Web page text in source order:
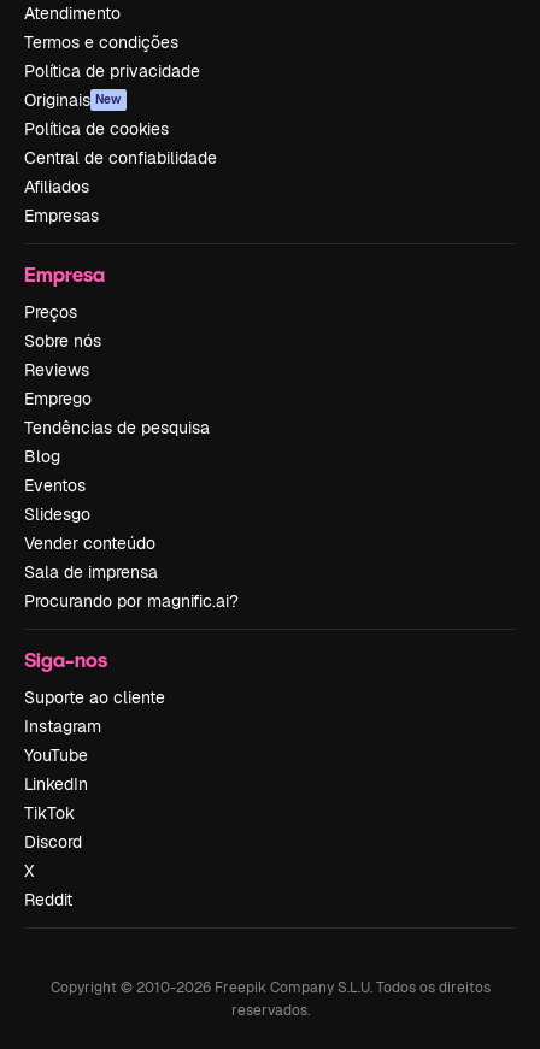
Atendimento
Termos e condições
Política de privacidade
Originais New
Política de cookies
Central de confiabilidade
Afiliados
Empresas
Empresa
Preços
Sobre nós
Reviews
Emprego
Tendências de pesquisa
Blog
Eventos
Slidesgo
Vender conteúdo
Sala de imprensa
Procurando por magnific.ai?
Siga-nos
Suporte ao cliente
Instagram
YouTube
LinkedIn
TikTok
Discord
X
Reddit
Copyright © 2010-2026Freepik Company S.L.U. Todos os direitos
reservados.